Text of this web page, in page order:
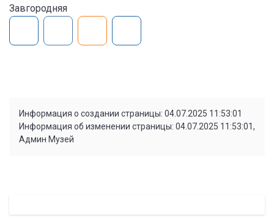
Завгородняя
Информация о создании страницы: 04.07.2025 11:53:01
Информация об изменении страницы: 04.07.2025 11:53:01,
Админ Музей